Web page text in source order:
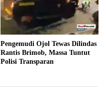
Pengemudi Ojol Tewas Dilindas
Rantis Brimob, Massa Tuntut
Polisi Transparan